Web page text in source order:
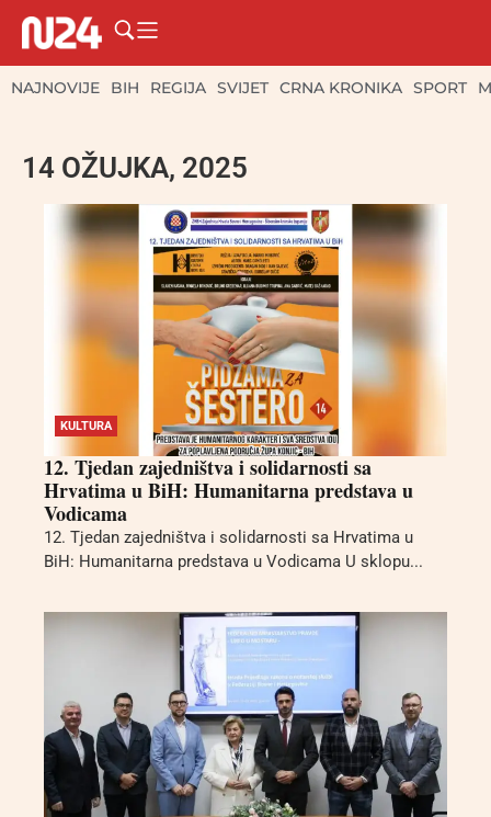
NAJNOVIJE BIH REGIJA SVIJET CRNA KRONIKA SPORT
14 OŽUJKA, 2025
KULTURA
12. Tjedan zajedništva i solidarnosti sa
Hrvatima u BiH: Humanitarna predstava u
Vodicama
12. Tjedan zajedništva i solidarnosti sa Hrvatima u
BiH: Humanitarna predstava u Vodicama U sklopu...